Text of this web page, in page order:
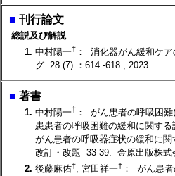
■ 刊行論文
総説及び解説
1. 中村陽一† ： 消化器がん緩和ケ
グ 28 (7) ：614 -618 , 2023
■ 著書
1. 中村陽一† ： がん患者の呼吸困
患患者の呼吸困難の緩和に関す
がん患者の呼吸器症状の緩和に関
改訂・改題 33-39. 金原出版株
2. 後藤麻佑†, 宮田祥一† ： がん患